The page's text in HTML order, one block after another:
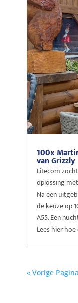
100x
van Grizzly
Litecom
oplossing
Na een
de keuze op
A55. Een
Lees hier
« Vorige Pagina